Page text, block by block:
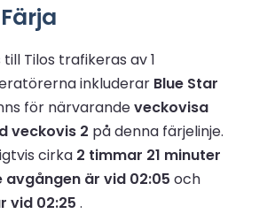
Tilos trafikeras av 1
inkluderar Blue Star
för närvarandeveckovisa
veckovis 2 på denna färjelinje.
cirka 2 timmar 21 minuter
är vid 02:05 och
vid 02:25 .